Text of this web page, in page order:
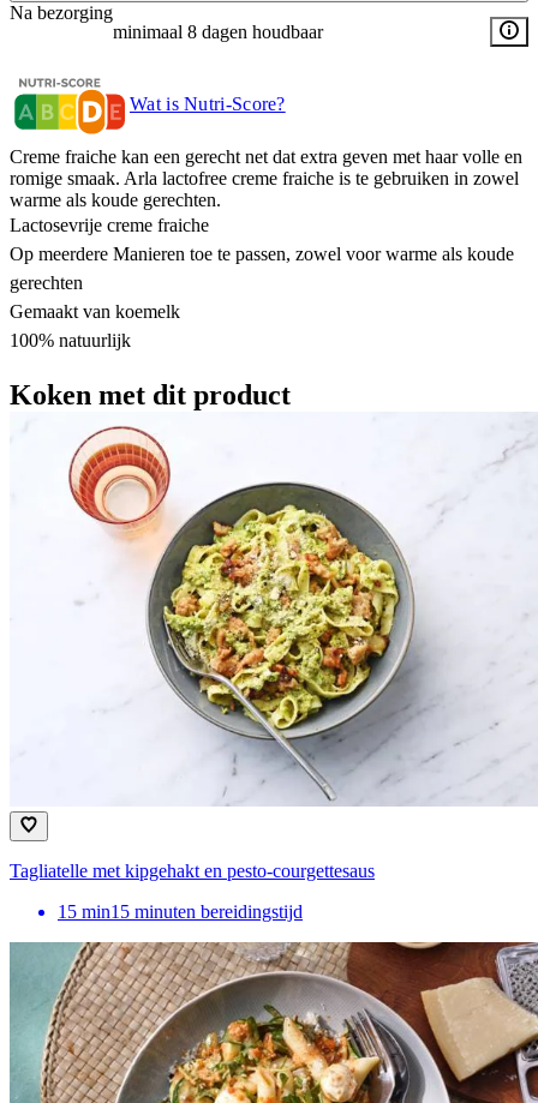
Na bezorging
minimaal 8 dagen houdbaar
Wat is Nutri-Score?
Creme fraiche kan een gerecht net dat extra geven met haar volle en
romige smaak. Arla lactofree creme fraiche is te gebruiken in zowel
warme als koude gerechten.
Lactosevrije creme fraiche
Op meerdere Manieren toe te passen, zowel voor warme als koude
gerechten
Gemaakt van koemelk
100% natuurlijk
Koken met dit product
Tagliatelle met kipgehakt en pesto-courgettesaus
15 min15 minuten bereidingstijd